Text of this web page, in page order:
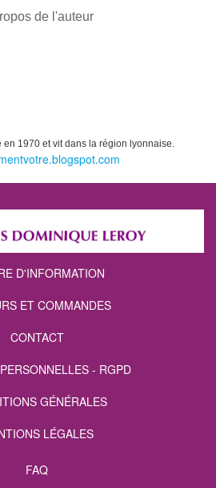
de l'auteur
1970 et vit dans la région lyonnaise.
D'INFORMATION
ET COMMANDES
CONTACT
- RGPD
GÉNÉRALES
LÉGALES
FAQ